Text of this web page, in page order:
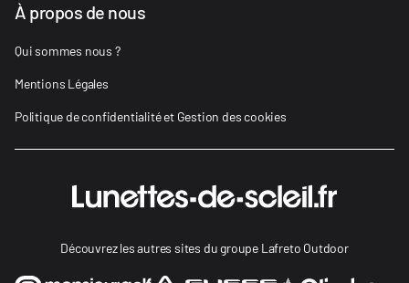
À propos de nous
Qui sommes nous ?
Mentions Légales
Politique de confidentialité et Gestion des cookies
Découvrez les autres sites du groupe Lafreto Outdoor